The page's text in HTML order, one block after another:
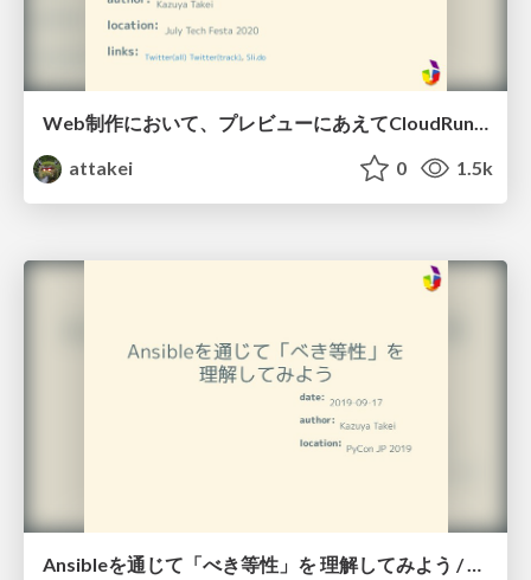
Web制作において、プレビューにあえてCloudRun(とFirebase)を使う / Using Cloud Run (and Firebase) as preview environment of HTML in web development
attakei
0 1.5k